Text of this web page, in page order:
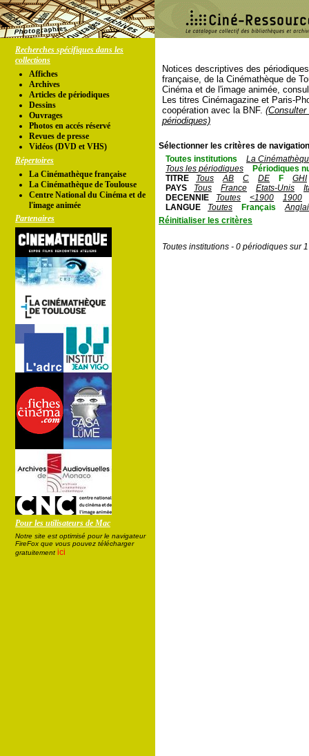
Recherches spécifiques dans les
collections
Affiches
Archives
Articles de périodiques
Dessins
Ouvrages
Photos en accés réservé
Revues de presse
Vidéos (DVD et VHS)
Répertoires
La Cinémathèque française
La Cinémathèque de Toulouse
Centre National du Cinéma et de
l'image animée
Partenaires
Pour les utilisateurs de Mac
Notre site est optimisé pour le navigateur
FireFox que vous pouvez télécharger
gratuitement ici
Notices descriptives des
française, de la Cinémathèque de
Cinéma et de l'image animée,
Les titres Cinémagazine et Paris-
coopération avec la BNF.
périodiques)
Sélectionner les critères de
Toutes institutions
La
Tous les périodiques
Périodiques
TITRE
Tous AB C DE F
GHI
PAYS
Tous France Etats-Unis
DECENNIE
Toutes <1900
1900
LANGUE
Toutes Français
Réinitialiser les critères
Toutes institutions - 0 périodiques sur